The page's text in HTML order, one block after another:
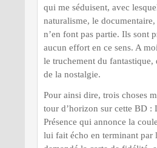
qui me séduisent, avec
naturalisme, le
n’en font pas partie. Ils sont
aucun effort en ce sens. A
le truchement du fantastique,
de la nostalgie.
Pour ainsi dire, trois choses
tour d’horizon sur cette BD :
Présence qui annonce la
lui fait écho en terminant par